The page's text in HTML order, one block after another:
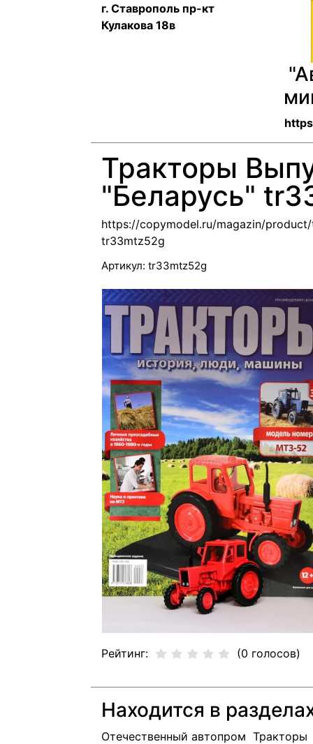
г. Ставрополь пр-кт
Кулакова 18в
Тракторы
"Беларусь"
https://copymodel.ru/magazin/
tr33mtz52g
Артикул: tr33mtz52g
Рейтинг: (0 голосов)
Находится в
Отечественный автопром Тракторы